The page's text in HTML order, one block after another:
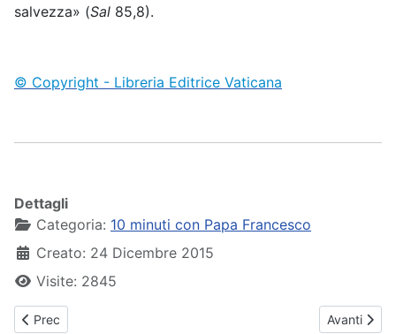
salvezza» (Sal 85,8).
© Copyright - Libreria Editrice Vaticana
Dettagli
Categoria: 10 minuti con Papa Francesco
Creato: 24 Dicembre 2015
Visite: 2845
Articolo precedente: Papa Francesco - Omelia - 02-04-2015
Prec Articolo
Avanti